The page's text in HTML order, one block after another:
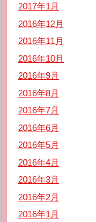
2017年1月
2016年12月
2016年11月
2016年10月
2016年9月
2016年8月
2016年7月
2016年6月
2016年5月
2016年4月
2016年3月
2016年2月
2016年1月